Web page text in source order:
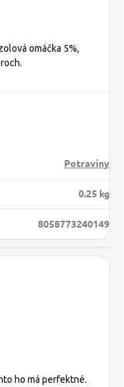
omáčka 5%,
Potraviny
0.25 kg
8058773240149
ho má perfektné.